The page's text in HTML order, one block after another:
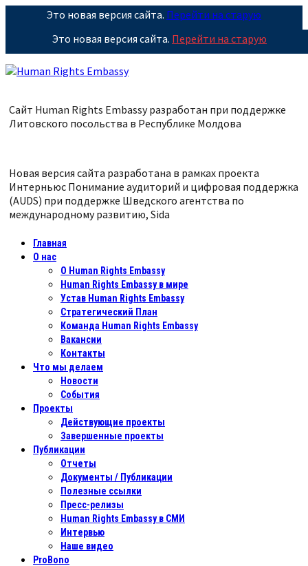
Это новая версия сайта. Перейти на старую
Это новая версия сайта. Перейти на старую
Сайт Human Rights Embassy разработан при поддержке
Литовского посольства в Республике Молдова
Новая версия сайта разработана в рамках проекта
Интерньюс Понимание аудиторий и цифровая поддержка
(AUDS) при поддержке Шведского агентства по
международному развитию, Sida
Главная
О нас
О Human Rights Embassy
Human Rights Embassy в мире
Устав Human Rights Embassy
Стратегический План
Команда Human Rights Embassy
Вакансии
Контакты
Что мы делаем
Новости
События
Проекты
Действующие проекты
Завершенные проекты
Публикации
Отчеты
Документы / Публикации
Полезные ссылки
Пресс-релизы
Human Rights Embassy в СМИ
Интервью
Наше видео
ProBono